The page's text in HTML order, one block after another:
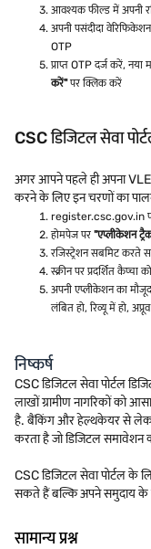
आवश्यक फील्ड में अपनी
अपनी पसंदीदा
OTP
प्राप्त OTP दर्ज करें,
करें"पर क्लिक करें
CSC डिजिटल सेवा
अगर आपने पहले ही अपना VLE
करने के लिए इन चरणों का
register.csc.gov.in पर
होमपेज पर "एप्लीकेशन
रजिस्ट्रेशन सबमिट करते
स्क्रीन पर प्रदर्शित कैप्चा
अपनी एप्लीकेशन का
लंबित हो, रिव्यू में हो,
निष्कर्ष
CSC डिजिटल सेवा पोर्टल
लाखों ग्रामीण नागरिकों को
है. बैंकिंग और हेल्थकेयर से लेकर
करता है जो डिजिटल समावेशन
CSC डिजिटल सेवा पोर्टल
सकते हैं बल्कि अपने समुदाय के
सामान्य प्रश्न